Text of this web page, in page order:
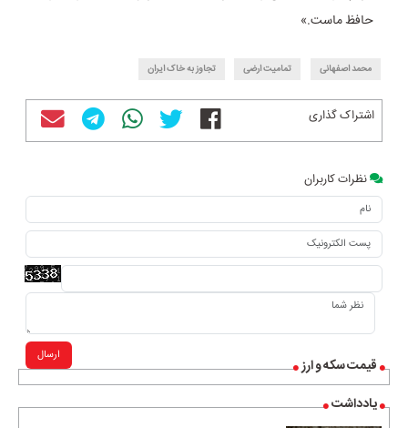
قیمت سکه و ارز
یادداشت
حافظ ماست.»
محمد اصفهانی تمامیت ارضی تجاوز به خاک ایران
اشتراک گذاری
نظرات کاربران
ارسال